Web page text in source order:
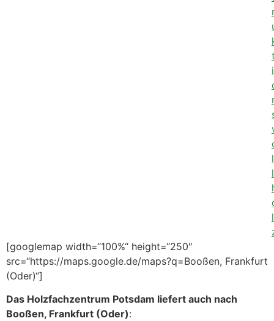
i
l
l
l
[googlemap width=“100%“ height=“250″
src=“https://maps.google.de/maps?q=Booßen, Frankfurt
(Oder)“]
Das Holzfachzentrum Potsdam liefert auch nach
Booßen, Frankfurt (Oder):